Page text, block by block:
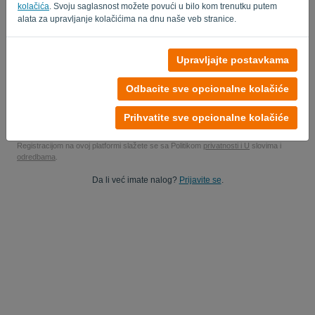
kolačića . Svoju saglasnost možete povući u bilo kom trenutku putem
alata za upravljanje kolačićima na dnu naše veb stranice.
Upravljajte postavkama
Odbacite sve opcionalne kolačiće
Prihvatite sve opcionalne kolačiće
Da, možete da studiram podatke o proizvodima..
Započnite besplatnu probnu verziju
Nije potrebna kreditna kartica
Nema vezanih žica! 100% bez obaveza
Vaši podaci su 100% sigurni
Registracijom na ovoj platformi slažete se sa Politikom privatnosti i U slovima i
odredbama
Da li već imate nalog? Prijavite se.